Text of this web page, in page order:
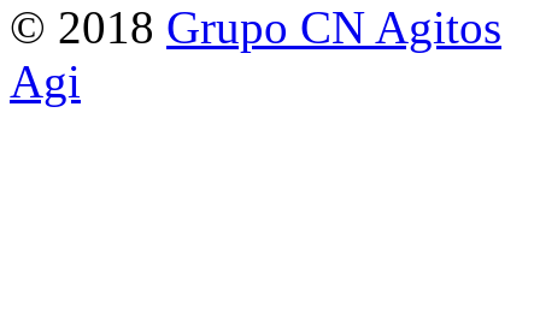
© 2018 Grupo CN Agitos
Agi